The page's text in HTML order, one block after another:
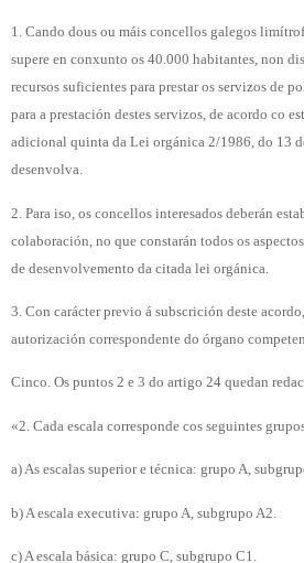
1. Cando dous ou máis concellos galegos
supere en conxunto os 40.000 habitantes, non
recursos suficientes para prestar os servizos de
para a prestación destes servizos, de acordo co
adicional quinta da Lei orgánica 2/1986, do 13
desenvolva.
2. Para iso, os concellos interesados deberán
colaboración, no que constarán todos os
de desenvolvemento da citada lei orgánica.
3. Con carácter previo á subscrición deste
autorización correspondente do órgano
Cinco. Os puntos 2 e 3 do artigo 24 quedan
«2. Cada escala corresponde cos seguintes
a) As escalas superior e técnica: grupo A,
b) A escala executiva: grupo A, subgrupo A2.
c) A escala básica: grupo C, subgrupo C1.